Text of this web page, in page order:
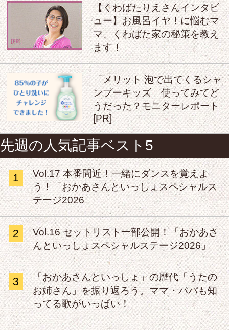
【くわばたりえさんインタビ
ュー】お風呂イヤ！に悩むマ
マ、くわばた家の秘策を教え
ます！
「メリット 泡で出てくるシャ
ンプーキッズ」使ってみてど
うだった？モニターレポート
[PR]
先週の人気記事ベスト5
1
Vol.17 本番間近！一緒にダンスを覚えよ
う！「おかあさんといっしょスペシャルス
テージ2026」
2
Vol.16 セットリスト一部公開！「おかあさ
んといっしょスペシャルステージ2026」
3
「おかあさんといっしょ」の歴代「うたの
お姉さん」を振り返ろう。ママ・パパも知
ってる歌がいっぱい！